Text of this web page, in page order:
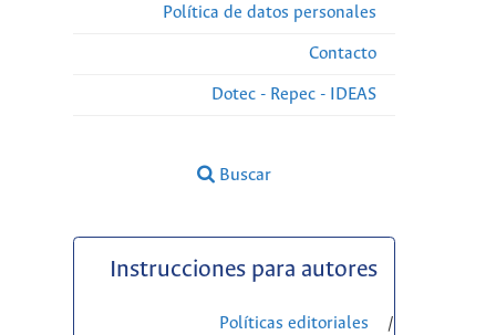
Política de datos personales
Contacto
Dotec - Repec - IDEAS
Buscar
Instrucciones para autores
Políticas editoriales /